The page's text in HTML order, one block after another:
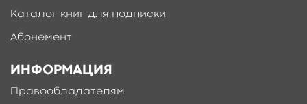
Каталог книг для подписки
Абонемент
ИНФОРМАЦИЯ
Правообладателям